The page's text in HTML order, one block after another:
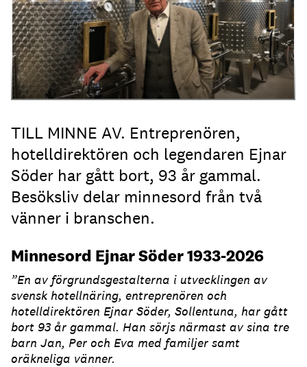
TILL MINNE AV. Entreprenören,
hotelldirektören och legendaren Ejnar
Söder har gått bort, 93 år gammal.
Besöksliv delar minnesord från två
vänner i branschen.
Minnesord Ejnar Söder 1933-2026
”En av förgrundsgestalterna i utvecklingen av
svensk hotellnäring, entreprenören och
hotelldirektören Ejnar Söder, Sollentuna, har gått
bort 93 år gammal. Han sörjs närmast av sina tre
barn Jan, Per och Eva med familjer samt
oräkneliga vänner.